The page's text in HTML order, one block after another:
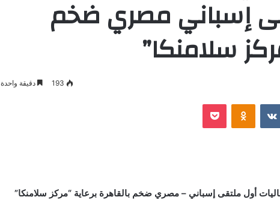
إسباني مصري ضخم
سلامنكا”
193 دقيقة واحدة
‏VKontakte
Odnoklassniki بوكيت
أول ملتقى إسباني – مصري ضخم بالقاهرة برعاية “مركز سلامنكا”